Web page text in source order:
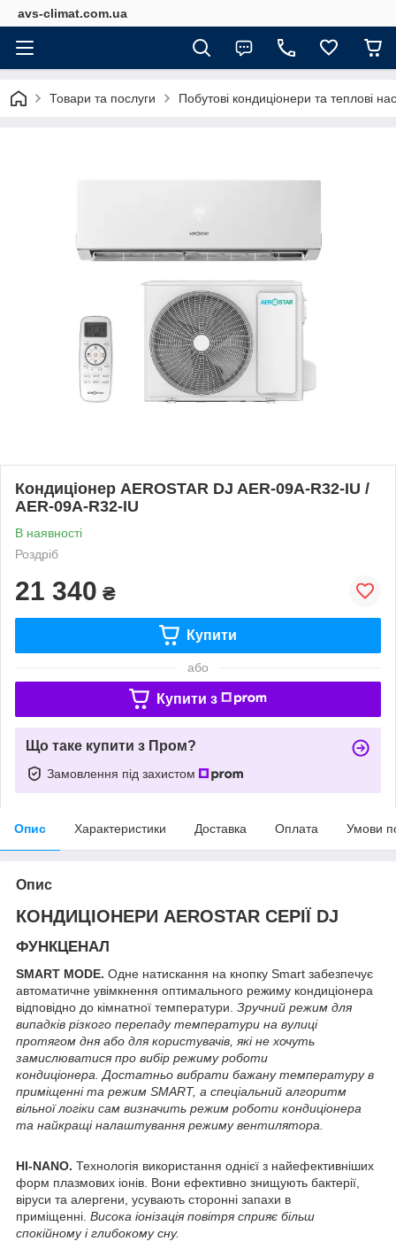
avs-climat.com.ua
Товари та послуги Побутові кондиціонери та теплові
Кондиціонер AEROSTAR DJ AER-09A-R32-IU /
AER-09A-R32-IU
В наявності
Роздріб
21 340 ₴
Купити
або
Купити з
Що таке купити з Пром?
Замовлення під захистом
Опис Характеристики Доставка Оплата Умови
Опис
КОНДИЦІОНЕРИ AEROSTAR СЕРІЇ DJ
ФУНКЦЕНАЛ
SMART MODE. Одне натискання на кнопку Smart забезпечує
автоматичне увімкнення оптимального режиму кондиціонера
відповідно до кімнатної температури. Зручний режим для
випадків різкого перепаду температури на вулиці
протягом дня або для користувачів, які не хочуть
замислюватися про вибір режиму роботи
кондиціонера. Достатньо вибрати бажану температуру в
приміщенні та режим SMART, а спеціальний алгоритм
вільної логіки сам визначить режим роботи кондиціонера
та найкращі налаштування режиму вентилятора.
HI-NANO. Технологія використання однієї з найефективніших
форм плазмових іонів. Вони ефективно знищують бактерії,
віруси та алергени, усувають сторонні запахи в
приміщенні. Висока іонізація повітря сприяє більш
спокійному і глибокому сну.